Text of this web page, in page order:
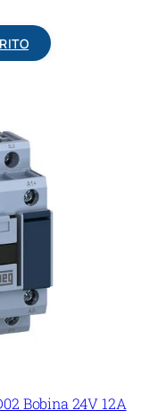
Bobina 24V 12A